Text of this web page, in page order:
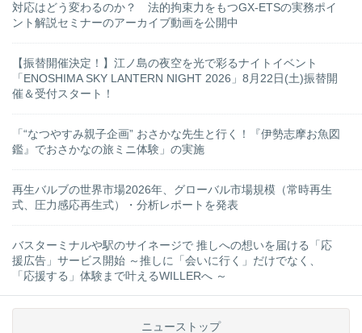
対応はどう変わるのか？ 法的拘束力をもつGX-ETSの実務ポイ
ント解説セミナーのアーカイブ動画を公開中
【振替開催決定！】江ノ島の夜空を光で彩るナイトイベント
「ENOSHIMA SKY LANTERN NIGHT 2026」8月22日(土)振替開
催＆受付スタート！
「“なつやすみ親子企画” おさかな先生と行く！『伊勢志摩お魚図
鑑』でおさかなの旅ミニ体験」の実施
再生バルブの世界市場2026年、グローバル市場規模（常時再生
式、圧力感応再生式）・分析レポートを発表
バスターミナルや駅のサイネージで 推しへの想いを届ける「応
援広告」サービス開始 ～推しに「会いに行く」だけでなく、
「応援する」体験まで叶えるWILLERへ ～
ニューストップ